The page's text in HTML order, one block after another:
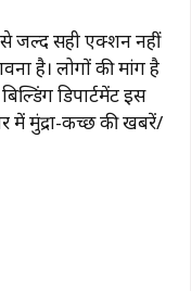
जल्द सही एक्शन नहीं
है। लोगों की मांग है
डिपार्टमेंट इस
में मुंद्रा-कच्छ की खबरें/